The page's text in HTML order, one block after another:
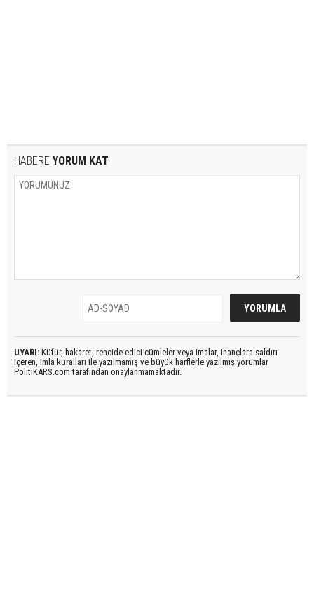
HABERE YORUM KAT
UYARI: Küfür, hakaret, rencide edici cümleler veya imalar, inançlara saldırı
içeren, imla kuralları ile yazılmamış ve büyük harflerle yazılmış yorumlar
PolitiKARS.com tarafından onaylanmamaktadır.